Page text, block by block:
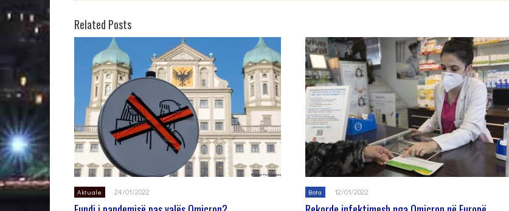
Related Posts
Aktuale 24/01/2022 Bota 12/01/2022